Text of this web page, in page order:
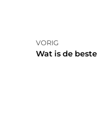
VORIG
Wat is de